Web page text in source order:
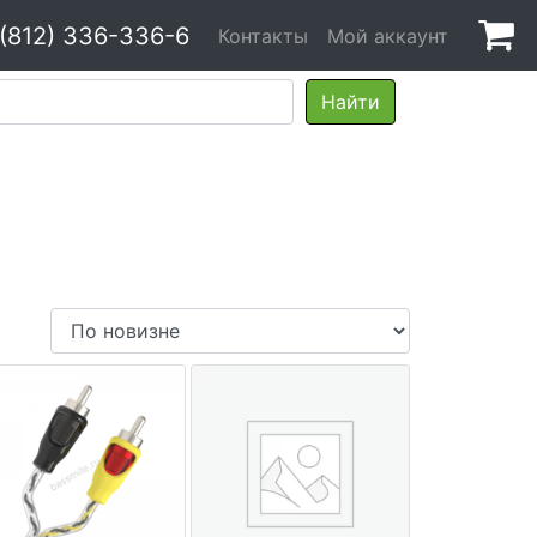
336-336-6 Контакты Мой аккаунт